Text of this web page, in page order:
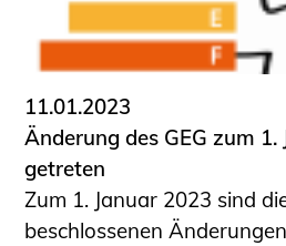
11.01.2023
Änderung des GEG zum
getreten
Zum 1. Januar 2023 sind
beschlossenen